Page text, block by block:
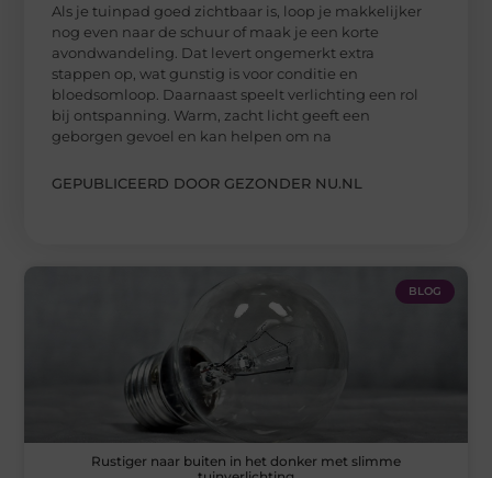
Als je tuinpad goed zichtbaar is, loop je makkelijker
nog even naar de schuur of maak je een korte
avondwandeling. Dat levert ongemerkt extra
stappen op, wat gunstig is voor conditie en
bloedsomloop. Daarnaast speelt verlichting een rol
bij ontspanning. Warm, zacht licht geeft een
geborgen gevoel en kan helpen om na
GEPUBLICEERD DOOR GEZONDER NU.NL
BLOG
Rustiger naar buiten in het donker met slimme